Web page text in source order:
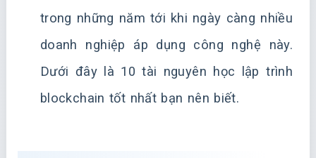
trong những năm tới khi ngày càng nhiều
doanh nghiệp áp dụng công nghệ này.
Dưới đây là 10 tài nguyên học lập trình
blockchain tốt nhất bạn nên biết.